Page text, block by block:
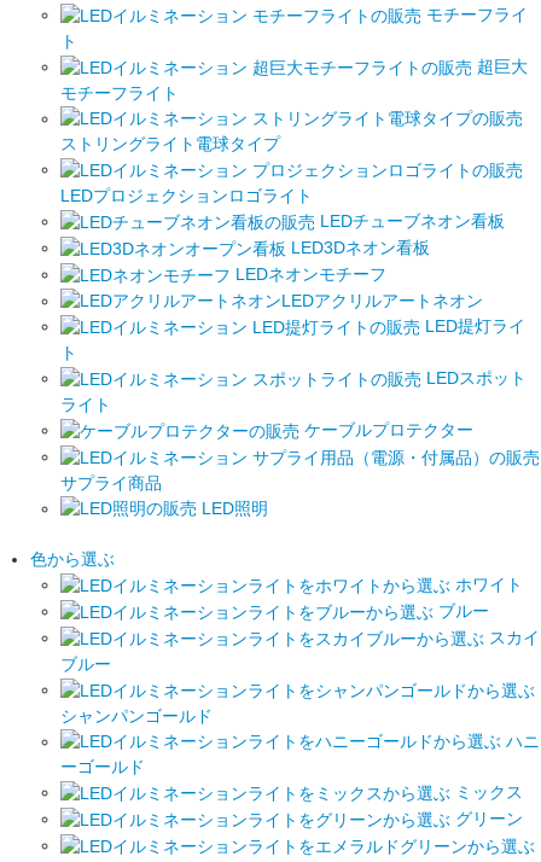
モチーフライ
ト
超巨大
モチーフライト
ストリングライト電球タイプ
LEDプロジェクションロゴライト
LEDチューブネオン看板
LED3Dネオン看板
LEDネオンモチーフ
LEDアクリルアートネオン
LED提灯ライ
ト
LEDスポット
ライト
ケーブルプロテクター
サプライ商品
LED照明
色から選ぶ
ホワイト
ブルー
スカイ
ブルー
シャンパンゴールド
ハニ
ーゴールド
ミックス
グリーン